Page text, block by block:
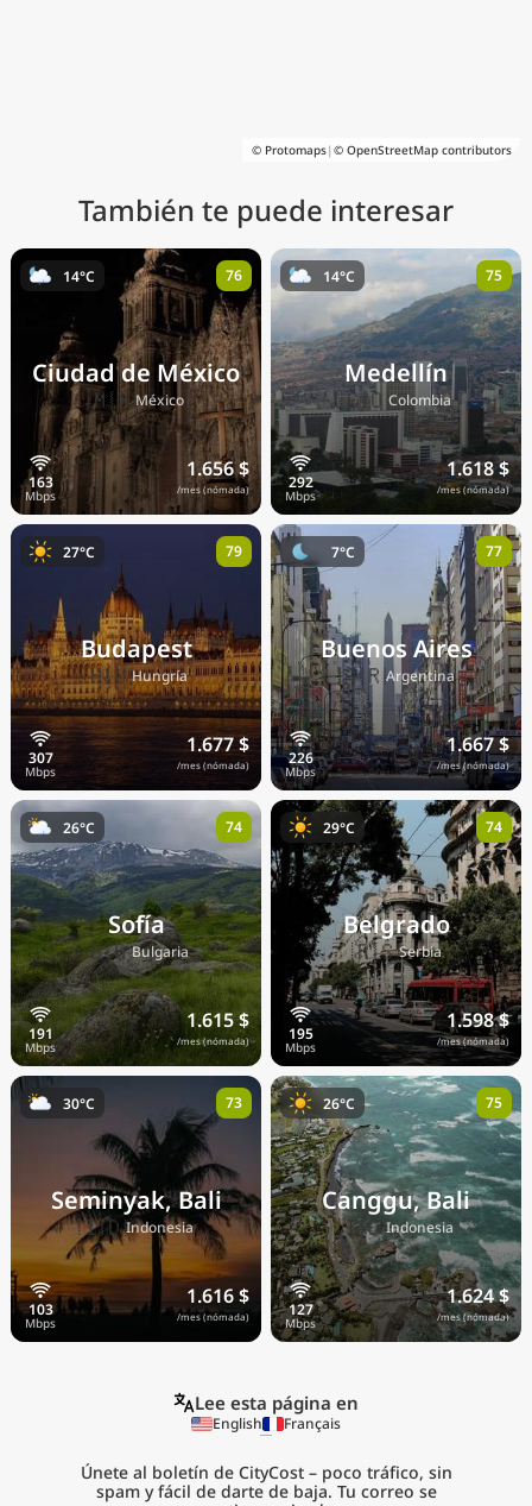
© Protomaps| © OpenStreetMap contributors
También te puede interesar
Ciudad de México
🇲🇽México
1.656 $
/mes (nómada)
14°C 76
Medellín
🇨🇴 Colombia
1.618 $
/mes (nómada)
14°C 75
Budapest
🇭🇺Hungría
1.677 $
/mes (nómada)
27°C 79
Buenos Aires
🇦🇷Argentina
1.667 $
/mes (nómada)
7°C 77
Sofía
🇧🇬Bulgaria
1.615 $
/mes (nómada)
26°C 74
Belgrado
🇷🇸Serbia
1.598 $
/mes (nómada)
29°C 74
Seminyak, Bali
🇮🇩Indonesia
1.616 $
/mes (nómada)
30°C 73
Canggu, Bali
🇮🇩Indonesia
1.624 $
/mes (nómada)
26°C 75
Lee esta página en
English Français
Únete al boletín de CityCost – poco tráfico, sin
spam y fácil de darte de baja. Tu correo se